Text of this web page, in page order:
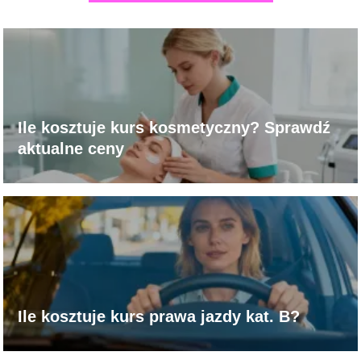
Ile kosztuje kurs kosmetyczny? Sprawdź
aktualne ceny
Ile kosztuje kurs prawa jazdy kat. B?